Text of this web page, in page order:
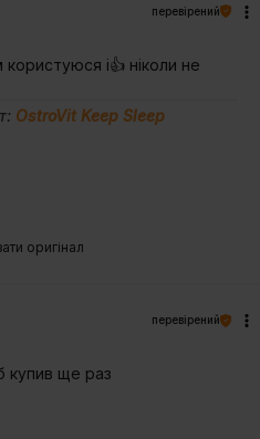
оригінал
перевірений
і👍️ ніколи не
OstroVit Keep Sleep
перевірений
купив ще раз